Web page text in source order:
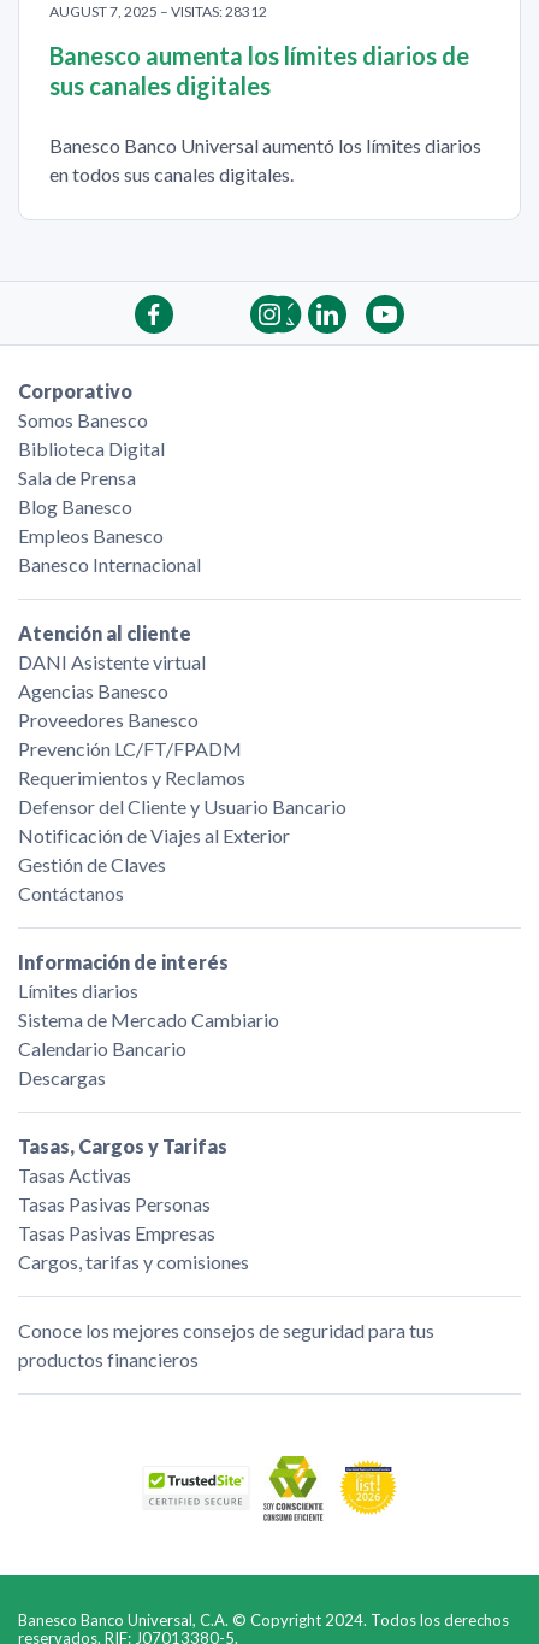
AUGUST 7, 2025 – VISITAS: 28312
Banesco aumenta los límites diarios de
sus canales digitales
Banesco Banco Universal aumentó los límites diarios
en todos sus canales digitales.
Corporativo
Somos Banesco
Biblioteca Digital
Sala de Prensa
Blog Banesco
Empleos Banesco
Banesco Internacional
Atención al cliente
DANI Asistente virtual
Agencias Banesco
Proveedores Banesco
Prevención LC/FT/FPADM
Requerimientos y Reclamos
Defensor del Cliente y Usuario Bancario
Notificación de Viajes al Exterior
Gestión de Claves
Contáctanos
Información de interés
Límites diarios
Sistema de Mercado Cambiario
Calendario Bancario
Descargas
Tasas, Cargos y Tarifas
Tasas Activas
Tasas Pasivas Personas
Tasas Pasivas Empresas
Cargos, tarifas y comisiones
Conoce los mejores consejos de seguridad para tus
productos financieros
Banesco Banco Universal, C.A. © Copyright 2024. Todos los derechos
reservados. RIF: J07013380-5.